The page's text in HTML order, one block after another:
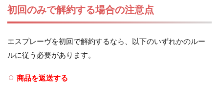
初回のみで解約する場合の注意点
エスプレーヴを初回で解約するなら、以下のいずれかのルー
ルに従う必要があります。
商品を返送する